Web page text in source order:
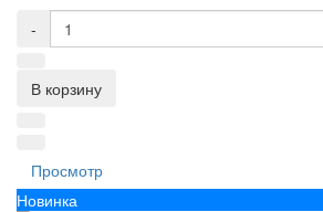
-
В корзину
Просмотр
Новинка